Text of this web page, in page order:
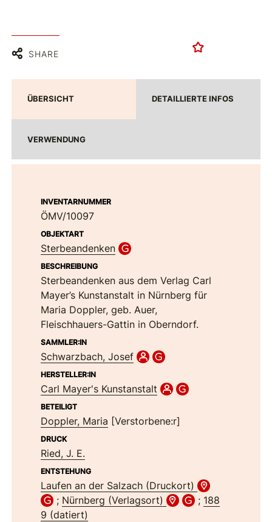
SHARE
ÜBERSICHT DETAILLIERTE INFOS
VERWENDUNG
INVENTARNUMMER
ÖMV/10097
OBJEKTART
Sterbeandenken
BESCHREIBUNG
Sterbeandenken aus dem Verlag Carl
Mayer’s Kunstanstalt in Nürnberg für
Maria Doppler, geb. Auer,
Fleischhauers-Gattin in Oberndorf.
SAMMLER:IN
Schwarzbach, Josef
HERSTELLER:IN
Carl Mayer's Kunstanstalt
BETEILIGT
Doppler, Maria [Verstorbene:r]
DRUCK
Ried, J. E.
ENTSTEHUNG
Laufen an der Salzach (Druckort)
; Nürnberg (Verlagsort) ; 188
9 (datiert)